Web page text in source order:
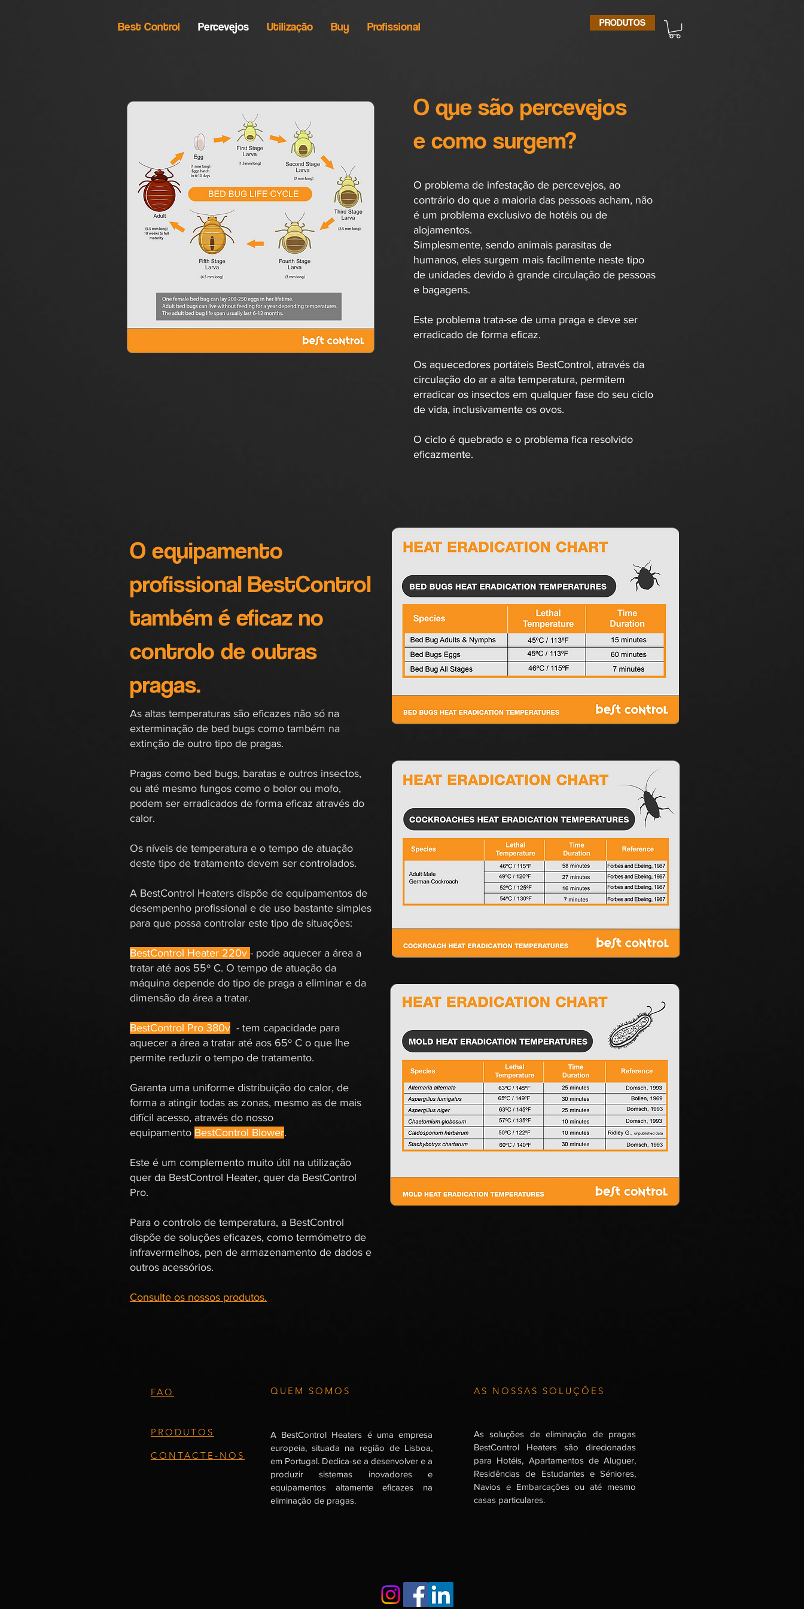
Best Control Percevejos Utilização Buy Profissional PRODUTOS
O que são percevejos
e como surgem?
O problema de infestação de percevejos, ao
contrário do que a maioria das pessoas acham, não
é um problema exclusivo de hotéis ou de
alojamentos.
Simplesmente, sendo animais parasitas de
humanos, eles surgem mais facilmente neste tipo
de unidades devido à grande circulação de pessoas
e bagagens.
Este problema trata-se de uma praga e deve ser
erradicado de forma eficaz.
Os aquecedores portáteis BestControl, através da
circulação do ar a alta temperatura, permitem
erradicar os insectos em qualquer fase do seu ciclo
de vida, inclusivamente os ovos.
O ciclo é quebrado e o problema fica resolvido
eficazmente.
O equipamento
profissional BestControl
também é eficaz no
controlo de outras
pragas.
As altas temperaturas são eficazes não só na
exterminação de bed bugs como também na
extinção de outro tipo de pragas.
Pragas como bed bugs, baratas e outros insectos,
ou até mesmo fungos como o bolor ou mofo,
podem ser erradicados de forma eficaz através do
calor.
Os níveis de temperatura e o tempo de atuação
deste tipo de tratamento devem ser controlados.
A BestControl Heaters dispõe de equipamentos de
desempenho profissional e de uso bastante simples
para que possa controlar este tipo de situações:
BestControl Heater 220v - pode aquecer a área a
tratar até aos 55º C. O tempo de atuação da
máquina depende do tipo de praga a eliminar e da
dimensão da área a tratar.
BestControl Pro 380v - tem capacidade para
aquecer a área a tratar até aos 65º C o que lhe
permite reduzir o tempo de tratamento.
Garanta uma uniforme distribuição do calor, de
forma a atingir todas as zonas, mesmo as de mais
difícil acesso, através do nosso
equipamento BestControl Blower.
Este é um complemento muito útil na utilização
quer da BestControl Heater, quer da BestControl
Pro.
Para o controlo de temperatura, a BestControl
dispõe de soluções eficazes, como termómetro de
infravermelhos, pen de armazenamento de dados e
outros acessórios.
Consulte os nossos produtos.
FAQ
PRODUTOS
CONTACTE-NOS
QUEM SOMOS
A BestControl Heaters é uma empresa
europeia, situada na região de Lisboa,
em Portugal. Dedica-se a desenvolver e a
produzir sistemas inovadores e
equipamentos altamente eficazes na
eliminação de pragas.
AS NOSSAS SOLUÇÕES
As soluções de eliminação de pragas
BestControl Heaters são direcionadas
para Hotéis, Apartamentos de Aluguer,
Residências de Estudantes e Séniores,
Navios e Embarcações ou até mesmo
casas particulares.